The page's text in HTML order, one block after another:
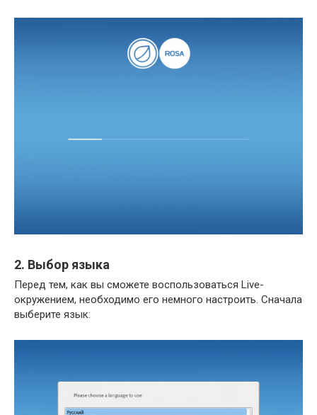
2. Выбор языка
Перед тем, как вы сможете воспользоваться Live-
окружением, необходимо его немного настроить. Сначала
выберите язык: